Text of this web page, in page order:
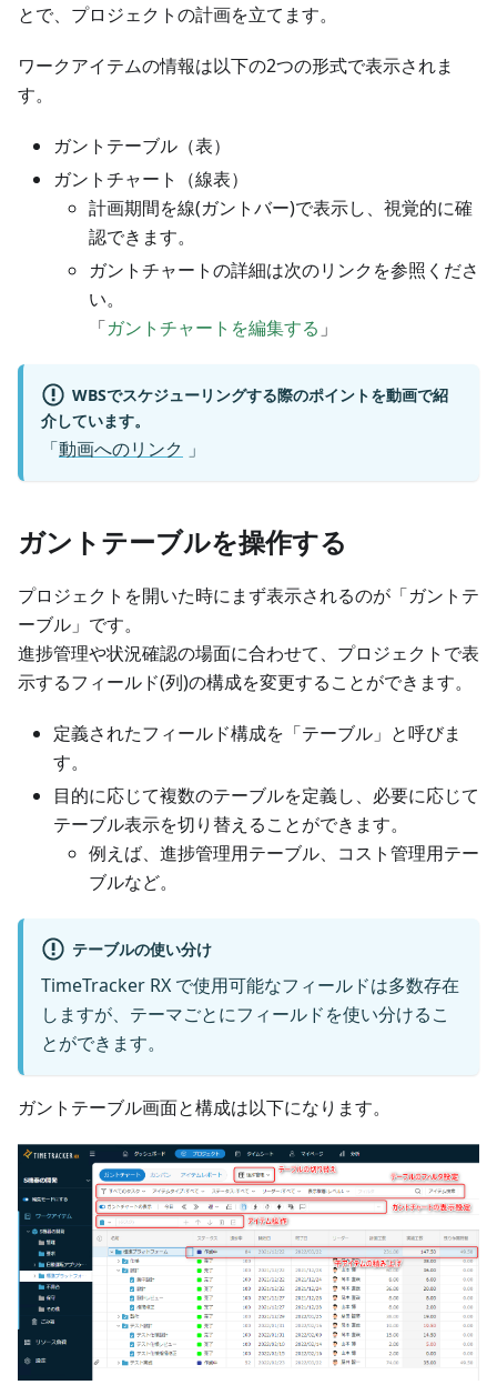
とで、プロジェクトの計画を立てます。
ワークアイテムの情報は以下の2つの形式で表示されま
す。
ガントテーブル（表）
ガントチャート（線表）
計画期間を線(ガントバー)で表示し、視覚的に確
認できます。
ガントチャートの詳細は次のリンクを参照くださ
い。
「ガントチャートを編集する 」
WBSでスケジューリングする際のポイントを動画で紹
介しています。
「動画へのリンク 」
ガントテーブルを操作する
プロジェクトを開いた時にまず表示されるのが「ガントテ
ーブル」です。
進捗管理や状況確認の場面に合わせて、プロジェクトで表
示するフィールド(列)の構成を変更することができます。
定義されたフィールド構成を「テーブル」と呼びま
す。
目的に応じて複数のテーブルを定義し、必要に応じて
テーブル表示を切り替えることができます。
例えば、進捗管理用テーブル、コスト管理用テー
ブルなど。
テーブルの使い分け
TimeTracker RX で使用可能なフィールドは多数存在
しますが、テーマごとにフィールドを使い分けるこ
とができます。
ガントテーブル画面と構成は以下になります。